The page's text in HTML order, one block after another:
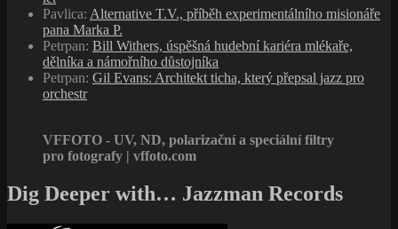
Pavlica: Alternative T.V., příběh experimentálního misionáře
pana Marka P.
Petrpan: Bill Withers, úspěšná hudební kariéra mlékaře,
dělníka a námořního důstojníka
Petrpan: Gil Evans: Architekt ticha, který přepsal jazz pro
orchestr
VFFOTO - UV, ND, polarizační a speciální filtry
pro fotografy | vffoto.com
Dig Deeper with… Jazzman Records